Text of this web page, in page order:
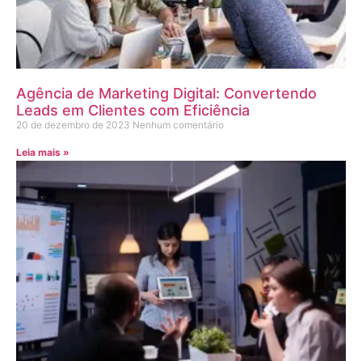
Agência de Marketing Digital: Convertendo
Leads em Clientes com Eficiência
20 de dezembro de 2023 Nenhum comentário
Leia mais »